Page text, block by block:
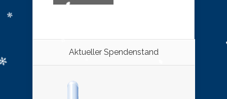
Aktueller Spendenstand